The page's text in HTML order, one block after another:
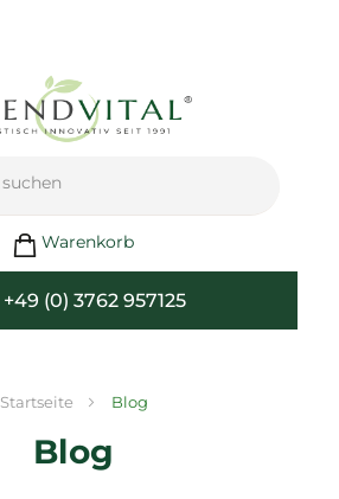
Warenkorb
+49 (0) 3762 957125
Startseite Blog
Blog